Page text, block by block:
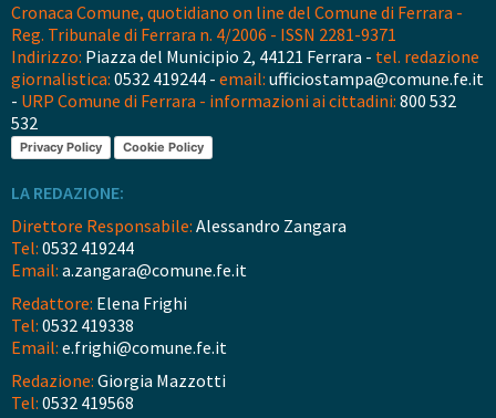
Cronaca Comune, quotidiano on line del Comune di Ferrara -
Reg. Tribunale di Ferrara n. 4/2006 - ISSN 2281-9371
Indirizzo: Piazza del Municipio 2, 44121 Ferrara - tel. redazione
giornalistica: 0532 419244 - email: ufficiostampa@comune.fe.it
- URP Comune di Ferrara - informazioni ai cittadini: 800 532
532
Privacy Policy Cookie Policy
LA REDAZIONE:
Direttore Responsabile: Alessandro Zangara
Tel: 0532 419244
Email: a.zangara@comune.fe.it
Redattore: Elena Frighi
Tel: 0532 419338
Email: e.frighi@comune.fe.it
Redazione: Giorgia Mazzotti
Tel: 0532 419568